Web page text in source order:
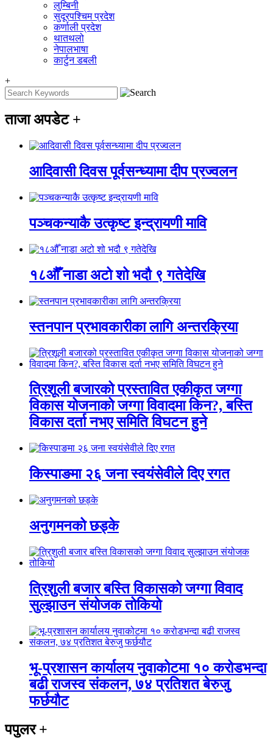
लुम्बिनी
सुदूरपश्चिम प्रदेश
कर्णाली प्रदेश
थातथलो
नेपालभाषा
कार्टुन डबली
+
ताजा अपडेट +
आदिवासी दिवस पूर्वसन्ध्यामा दीप प्रज्वलन
पञ्चकन्याकै उत्कृष्ट इन्द्रायणी मावि
१८औँ नाडा अटो शो भदौ ९ गतेदेखि
स्तनपान प्रभावकारीका लागि अन्तरक्रिया
त्रिशूली बजारको प्रस्तावित एकीकृत जग्गा
विकास योजनाको जग्गा विवादमा किन?, बस्ति
विकास दर्ता नभए समिति विघटन हुने
किस्पाङमा २६ जना स्वयंसेवीले दिए रगत
अनुगमनको छड्के
त्रिशुली बजार बस्ति विकासको जग्गा विवाद
सुल्झाउन संयोजक तोकियो
भू-प्रशासन कार्यालय नुवाकोटमा १० करोडभन्दा
बढी राजस्व संकलन, ७४ प्रतिशत बेरुजु
फर्छयौट
पपुलर+